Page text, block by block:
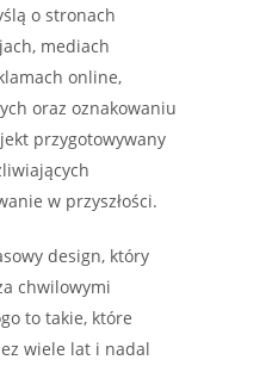
o stronach
mediach
online,
oraz oznakowaniu
przygotowywany
w przyszłości.
design, który
chwilowymi
to takie, które
wiele lat i nadal